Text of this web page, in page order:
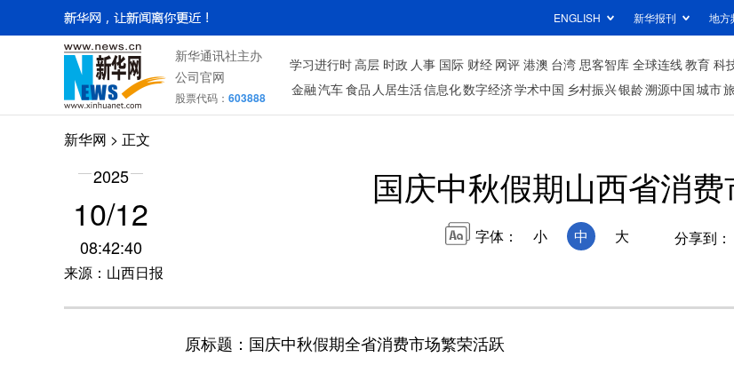
ENGLISH 新华报刊 地方
新华通讯社主办
公司官网
股票代码： 603888
学习进行时高层 时政 人事 国际 财经 网评 港澳 台湾 思客智库 全球连线教育 科
金融汽车食品 人居生活信息化数字经济学术中国 乡村振兴银龄溯源中国城市
新华网 > 正文
2025
10/12
08:42:40
来源：山西日报
国庆中秋假期山西省消
字体： 小 中 大 分享到：
原标题：国庆中秋假期全省消费市场繁荣活跃